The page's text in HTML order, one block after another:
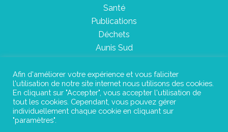
Santé
Publications
Déchets
Aunis Sud
Plan du site
Mentions légales
Afin d'améliorer votre expérience et vous faliciter
l'utilisation de notre site internet nous utilisons des cookies.
En cliquant sur "Accepter", vous accepter l'utilisation de
tout les cookies. Cependant, vous pouvez gérer
individuellement chaque cookie en cliquant sur
"paramètres".